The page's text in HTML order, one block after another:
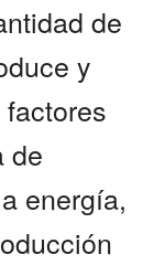
de
y
de
energía,